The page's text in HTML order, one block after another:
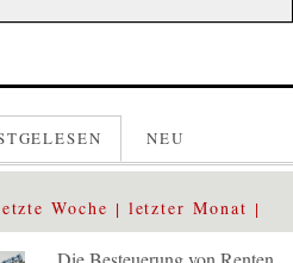
NEU
Woche letzter Monat